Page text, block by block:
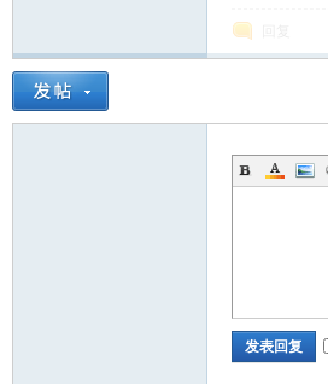
发表回复